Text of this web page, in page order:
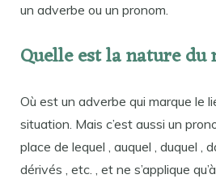
un adverbe ou un pronom.
Quelle est la nature du
Où est un adverbe qui marque le
situation. Mais c’est aussi un
place de lequel , auquel , duquel ,
dérivés , etc. , et ne s’applique